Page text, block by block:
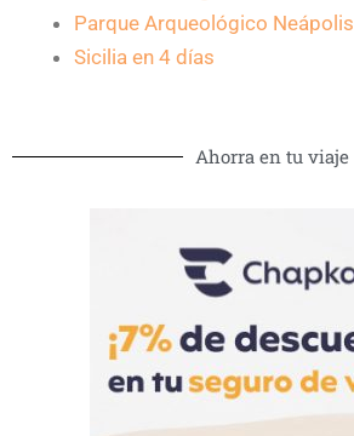
Parque Arqueológico Neápolis
Sicilia en 4 días
Ahorra en tu viaje